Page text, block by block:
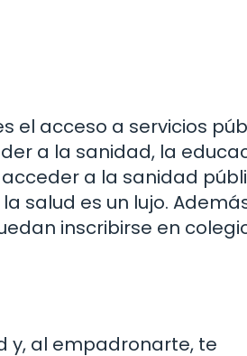
el acceso a servicios
a la sanidad, la
a la sanidad
salud es un lujo.
inscribirse en
y, al empadronarte, te